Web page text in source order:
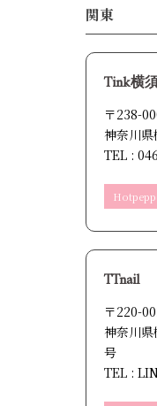
関東
Tink横
〒238-
神奈川県
TEL :
TTnail
〒220-
神奈川
号
TEL :